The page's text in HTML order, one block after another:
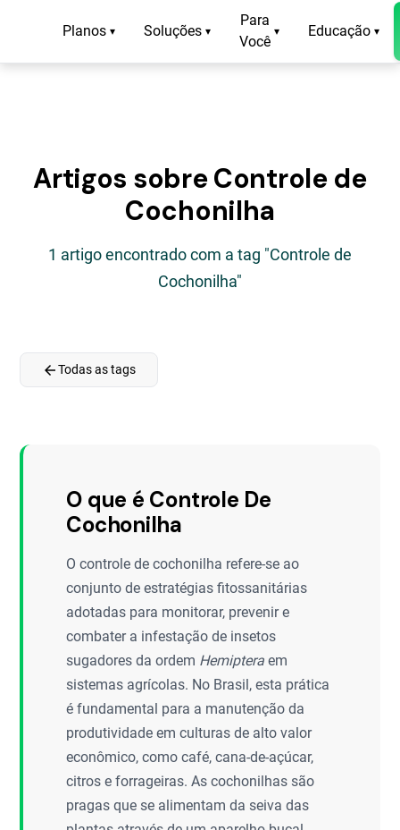
Planos ▾ Soluções ▾
Para
Você
▾ Educação ▾
Artigos sobre Controle de
Cochonilha
1 artigo encontrado com a tag "Controle de
Cochonilha"
arrow_backTodas as tags
O que é Controle De
Cochonilha
O controle de cochonilha refere-se ao
conjunto de estratégias fitossanitárias
adotadas para monitorar, prevenir e
combater a infestação de insetos
sugadores da ordem Hemiptera em
sistemas agrícolas. No Brasil, esta prática
é fundamental para a manutenção da
produtividade em culturas de alto valor
econômico, como café, cana-de-açúcar,
citros e forrageiras. As cochonilhas são
pragas que se alimentam da seiva das